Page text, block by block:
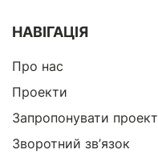
НАВІГАЦІЯ
Про нас
Проекти
Запропонувати проект
Зворотний зв’язок